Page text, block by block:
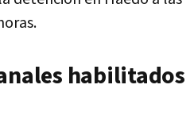
habilitados